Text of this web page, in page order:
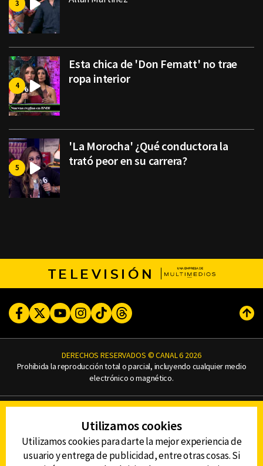
Esta chica de 'Don Fematt' no trae
ropa interior
'La Morocha' ¿Qué conductora la
trató peor en su carrera?
TELEVISIÓN
FacebookTwitterYoutubeInstagram
TikTokThreads
DERECHOS RESERVADOS © CANAL 6 2026
Prohibida la reproducción total o parcial, incluyendo cualquier medio
electrónico o magnético.
AVISO DE PRIVACIDAD
DEFENSORÍA DE LAS AUDIENCIAS
Utilizamos cookies
Utilizamos cookies para darte la mejor experiencia de
usuario y entrega de publicidad, entre otras cosas. Si